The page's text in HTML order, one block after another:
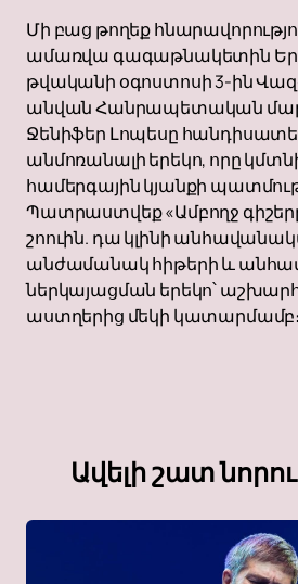
Մի բաց թողեք
ամառվա գագաթնակետին
թվականի օգոստոսի 3-ին
անվան Հանրապետական
Ջենիֆեր Լոպեսը
անմոռանալի երեկո, որը
համերգային կյանքի
Պատրաստվեք «Ամբողջ
շոուին. դա կլինի
անժամանակ հիթերի և
ներկայացման երեկո՝
աստղերից մեկի կատարմամբ։
Ավելի շատ